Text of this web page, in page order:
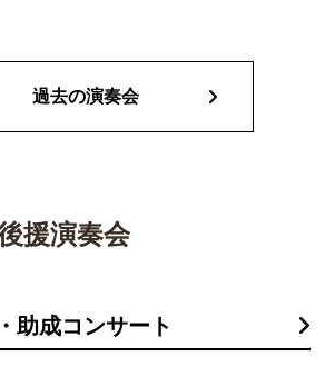
過去の演奏会
援演奏会
助成コンサート